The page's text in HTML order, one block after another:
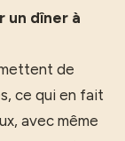
un dîner à
de
ce qui en fait
avec même